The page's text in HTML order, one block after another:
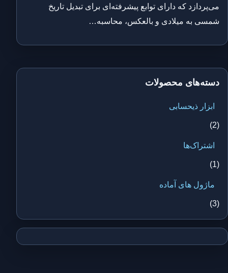
می‌پردازد که دارای توابع پیشرفته‌ای برای تبدیل تاریخ
شمسی به میلادی و بالعکس، محاسبه…
دسته‌های محصولات
ابزار ذیحسابی
(2)
اشتراک‌ها
(1)
ماژول های آماده
(3)